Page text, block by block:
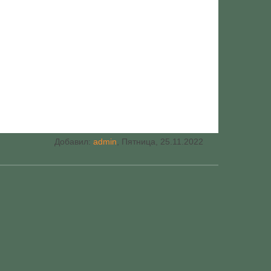
Добавил: admin , Пятница, 25.11.2022